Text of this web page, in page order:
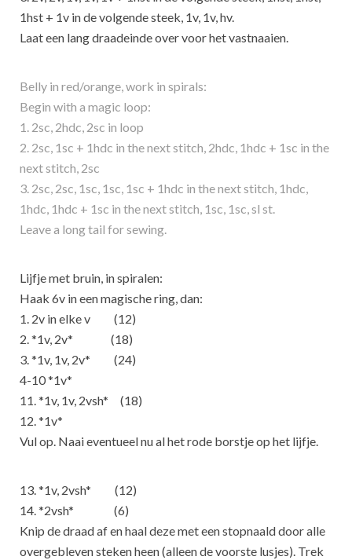
1hst + 1v in de volgende steek, 1v, 1v, hv.
Laat een lang draadeinde over voor het vastnaaien.
Belly in red/orange, work in spirals:
Begin with a magic loop:
1. 2sc, 2hdc, 2sc in loop
2. 2sc, 1sc + 1hdc in the next stitch, 2hdc, 1hdc + 1sc in the
next stitch, 2sc
3. 2sc, 2sc, 1sc, 1sc, 1sc + 1hdc in the next stitch, 1hdc,
1hdc, 1hdc + 1sc in the next stitch, 1sc, 1sc, sl st.
Leave a long tail for sewing.
Lijfje met bruin, in spiralen:
Haak 6v in een magische ring, dan:
1. 2v in elke v (12)
2. *1v, 2v* (18)
3. *1v, 1v, 2v* (24)
4-10 *1v*
11. *1v, 1v, 2vsh* (18)
12. *1v*
Vul op. Naai eventueel nu al het rode borstje op het lijfje.
13. *1v, 2vsh* (12)
14. *2vsh* (6)
Knip de draad af en haal deze met een stopnaald door alle
overgebleven steken heen (alleen de voorste lusjes). Trek